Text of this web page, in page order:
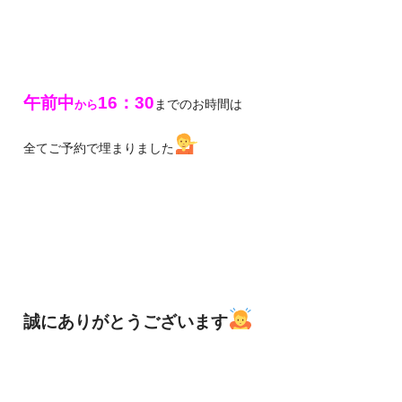
午前中から16：30 までのお時間は
全てご予約で埋まりました
誠にありがとうございます